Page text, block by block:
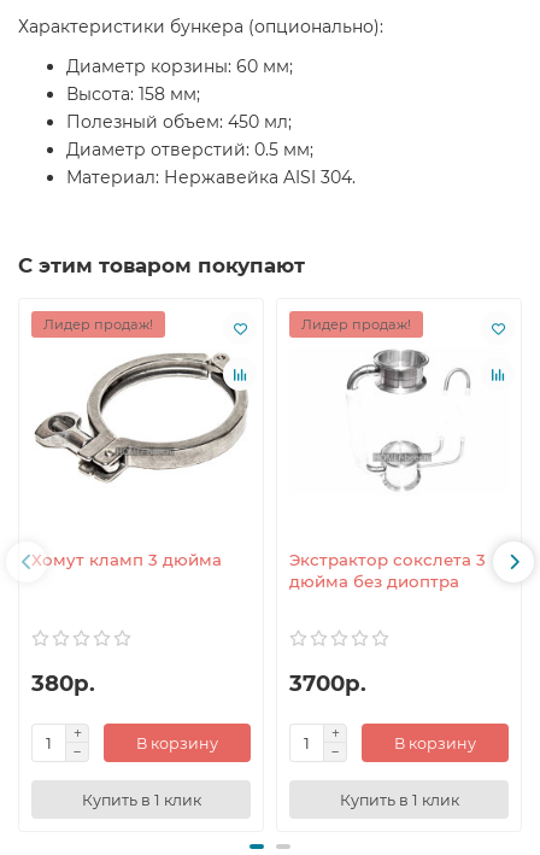
Характеристики бункера (опционально):
Диаметр корзины: 60 мм;
Высота: 158 мм;
Полезный объем: 450 мл;
Диаметр отверстий: 0.5 мм;
Материал: Нержавейка AISI 304.
С этим товаром покупают
Лидер продаж!
Хомут кламп 3 дюйма
380р.
В корзину
Купить в 1 клик
Лидер продаж!
Экстрактор сокслета 3
дюйма без диоптра
3700р.
В корзину
Купить в 1 клик